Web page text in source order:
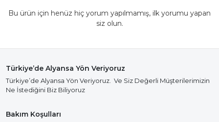
Bu ürün için henüz hiç yorum yapılmamış, ilk yorumu yapan
siz olun.
Türkiye’de Alyansa Yön Veriyoruz
Türkiye’de Alyansa Yön Veriyoruz. Ve Siz Değerli Müşterilerimizin
Ne İstediğini Biz Biliyoruz
Bakım Koşulları